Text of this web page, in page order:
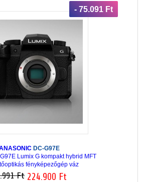
- 75.091 Ft
DC-G97E
Lumix G kompakt hybrid MFT
fényképezőgép váz
Ft 224.900 Ft